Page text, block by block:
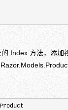
Index 方法，添加